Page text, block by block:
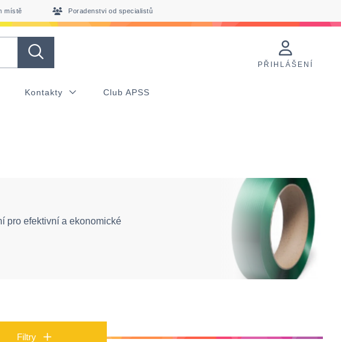
místě Poradenstvi od specialistů
PŘIHLÁŠENÍ
Kontakty Club APSS
pro efektivní a ekonomické
Filtry